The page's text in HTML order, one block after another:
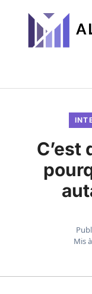
contenu
C’est
Mis